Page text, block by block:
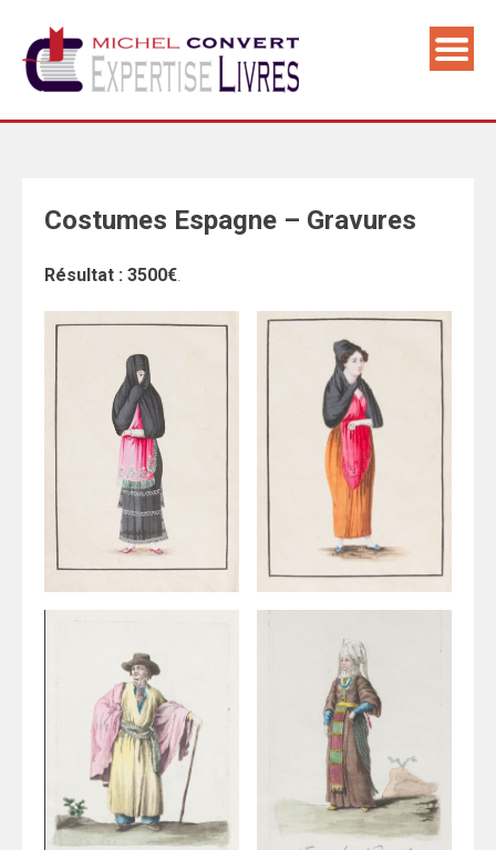
content
Costumes Espagne – Gravures
Résultat : 3500€.